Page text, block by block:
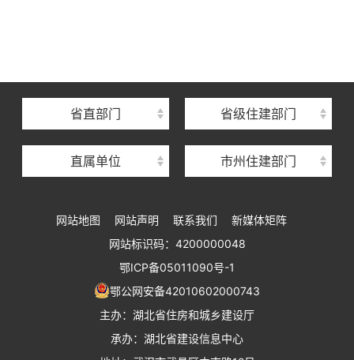
省直部门 省级住建部门
直属单位
湖北省住房保障中心
湖北省建设工程质量安全监督总站
湖北省建设工程标准定额管理总站
湖北省住建厅执业资格注册中心
湖北省城乡建设发展中心
湖北城市建设职业技术学院
市州住建部门
网站地图 网站声明 联系我们
新媒体矩阵
网站标识码：4200000048
鄂ICP备05011090号-1
鄂公网安备42010602000743
主办：湖北省住房和城乡建设厅
承办：湖北省建设信息中心